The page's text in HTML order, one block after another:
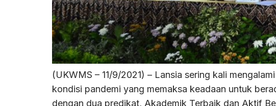
(UKWMS – 11/9/2021) – Lansia sering kali
kondisi pandemi yang memaksa keadaan untuk
dengan dua predikat, Akademik Terbaik dan Aktif